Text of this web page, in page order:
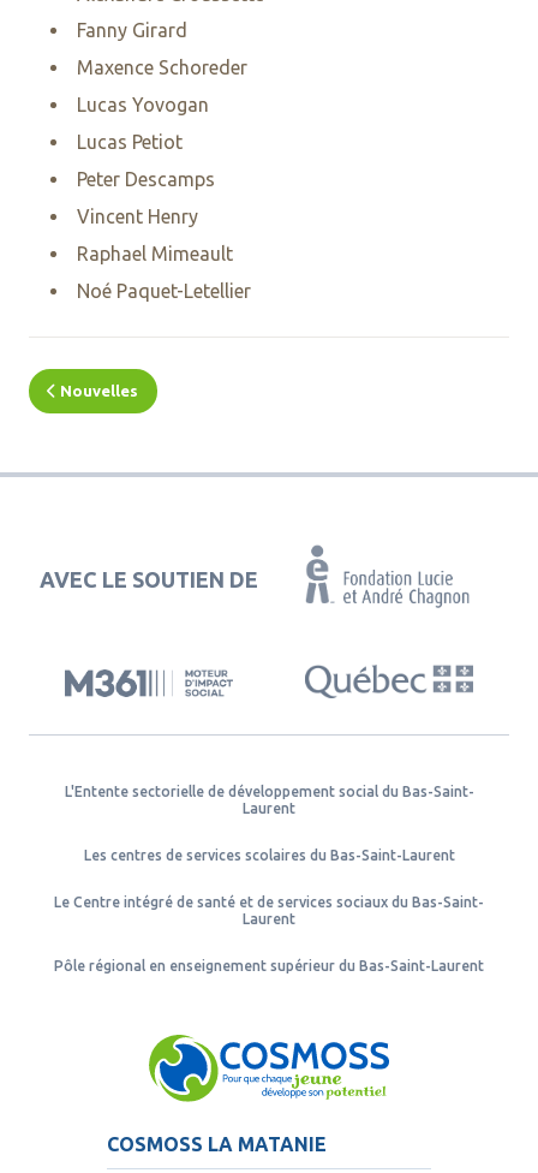
Fanny Girard
Maxence Schoreder
Lucas Yovogan
Lucas Petiot
Peter Descamps
Vincent Henry
Raphael Mimeault
Noé Paquet-Letellier
Nouvelles
AVEC LE SOUTIEN DE
L'Entente sectorielle de développement social du Bas-Saint-
Laurent
Les centres de services scolaires du Bas-Saint-Laurent
Le Centre intégré de santé et de services sociaux du Bas-Saint-
Laurent
Pôle régional en enseignement supérieur du Bas-Saint-Laurent
COSMOSS LA MATANIE